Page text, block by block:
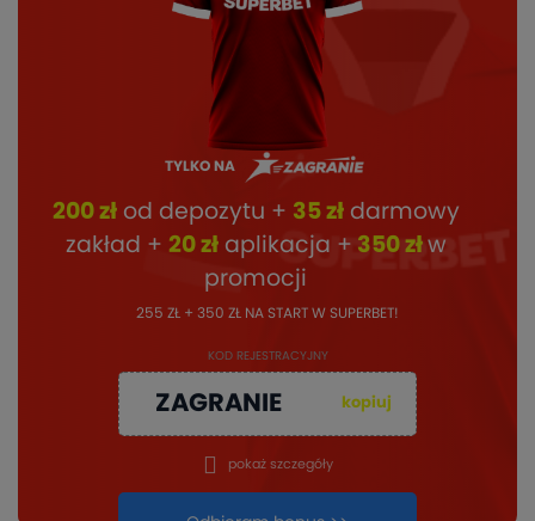
TYLKO NA
200 złod depozytu + 35 złdarmowy
zakład + 20 złaplikacja + 350 zł w
promocji
255 ZŁ + 350 ZŁ NA START W SUPERBET!
KOD REJESTRACYJNY
ZAGRANIE kopiuj
pokaż szczegóły